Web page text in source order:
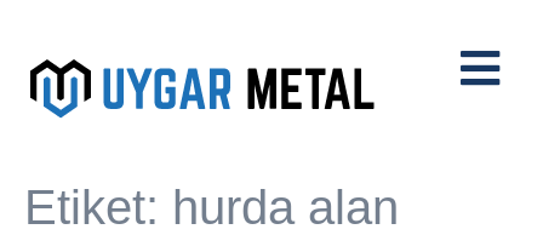
Etiket: hurda alan